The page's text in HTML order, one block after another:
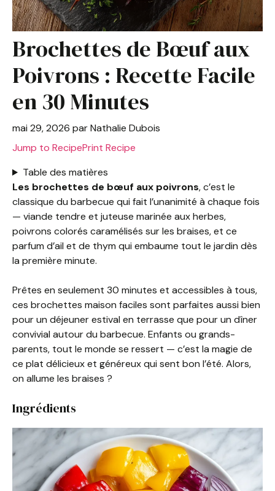
Brochettes de Bœuf aux
Poivrons : Recette Facile
en 30 Minutes
mai 29, 2026 parNathalie Dubois
Jump to RecipePrint Recipe
Table des matières
Les brochettes de bœuf aux poivrons, c’est le
classique du barbecue qui fait l’unanimité à chaque fois
— viande tendre et juteuse marinée aux herbes,
poivrons colorés caramélisés sur les braises, et ce
parfum d’ail et de thym qui embaume tout le jardin dès
la première minute.
Prêtes en seulement 30 minutes et accessibles à tous,
ces brochettes maison faciles sont parfaites aussi bien
pour un déjeuner estival en terrasse que pour un dîner
convivial autour du barbecue. Enfants ou grands-
parents, tout le monde se ressert — c’est la magie de
ce plat délicieux et généreux qui sent bon l’été. Alors,
on allume les braises ?
Ingrédients